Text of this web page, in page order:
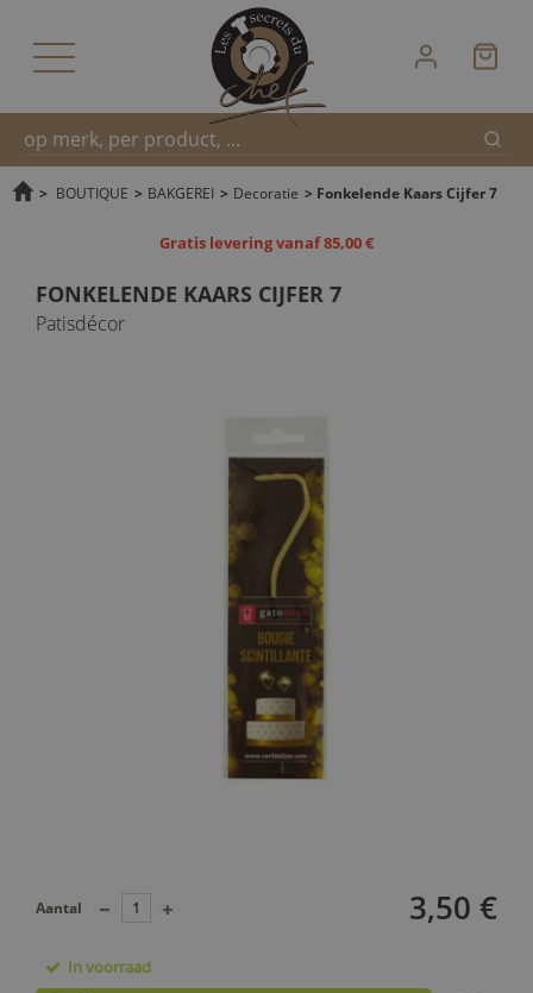
Snel
> BOUTIQUE > BAKGEREI > Decoratie > Fonkelende Kaars Cijfer 7
Gratis levering vanaf 85,00 €
FONKELENDE KAARS CIJFER 7
Patisdécor
3,50 €
Aantal
In voorraad